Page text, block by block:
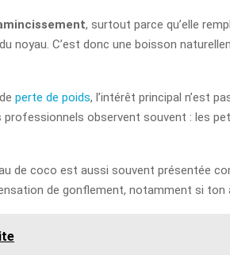
, surtout parce qu’elle
noyau. C’est donc une boisson
perte de poids, l’intérêt principal n’est
professionnels observent souvent : les
de coco est aussi souvent présentée
de gonflement, notamment si ton